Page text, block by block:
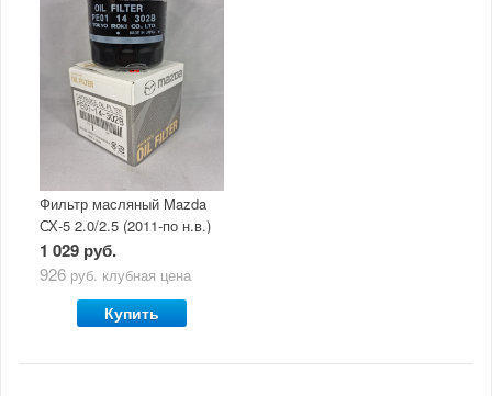
Фильтр масляный Mazda
СХ-5 2.0/2.5 (2011-по н.в.)
1 029 руб.
926 руб. клубная цена
Купить